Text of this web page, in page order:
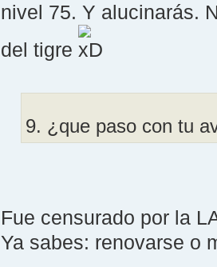
nivel 75. Y alucinarás.
del tigre
9. ¿que paso con tu
Fue censurado por la
Ya sabes: renovarse o